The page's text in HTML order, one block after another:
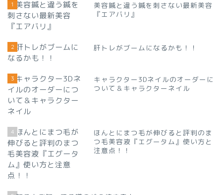
1
美容鍼と違う鍼を刺さない最新美容
『エアバリ』
2 肝トレがブームになるかも！！
3
キャラクター3Dネイルのオーダーに
ついて＆キャラクターネイル
4
ほんとにまつ毛が伸びると評判のま
つ毛美容液『エグータム』使い方と
注意点！！